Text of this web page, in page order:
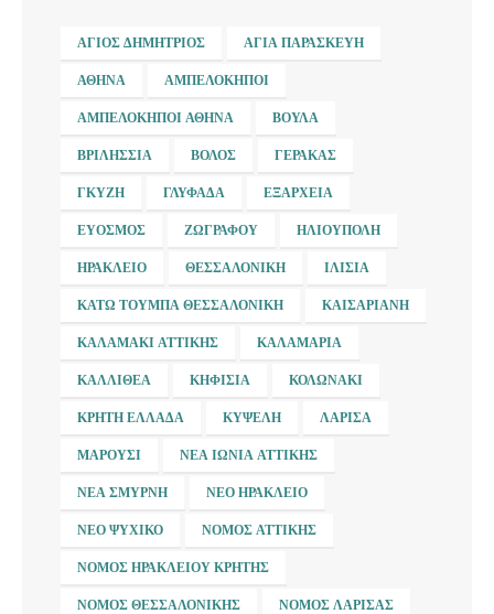
ΆΓΙΟΣ ΔΗΜΉΤΡΙΟΣ ΑΓΊΑ ΠΑΡΑΣΚΕΥΉ
ΑΘΉΝΑ ΑΜΠΕΛΌΚΗΠΟΙ
ΑΜΠΕΛΌΚΗΠΟΙ ΑΘΉΝΑ ΒΟΎΛΑ
ΒΡΙΛΉΣΣΙΑ ΒΌΛΟΣ ΓΈΡΑΚΑΣ
ΓΚΎΖΗ ΓΛΥΦΆΔΑ ΕΞΆΡΧΕΙΑ
ΕΎΟΣΜΟΣ ΖΩΓΡΆΦΟΥ ΗΛΙΟΎΠΟΛΗ
ΗΡΆΚΛΕΙΟ ΘΕΣΣΑΛΟΝΊΚΗ ΙΛΊΣΙΑ
ΚΆΤΩ ΤΟΎΜΠΑ ΘΕΣΣΑΛΟΝΊΚΗ ΚΑΙΣΑΡΙΑΝΉ
ΚΑΛΑΜΆΚΙ ΑΤΤΙΚΉΣ ΚΑΛΑΜΑΡΙΆ
ΚΑΛΛΙΘΈΑ ΚΗΦΙΣΙΆ ΚΟΛΩΝΆΚΙ
ΚΡΉΤΗ ΕΛΛΆΔΑ ΚΥΨΈΛΗ ΛΆΡΙΣΑ
ΜΑΡΟΎΣΙ ΝΈΑ ΙΩΝΊΑ ΑΤΤΙΚΉΣ
ΝΈΑ ΣΜΎΡΝΗ ΝΈΟ ΗΡΆΚΛΕΙΟ
ΝΈΟ ΨΥΧΙΚΌ ΝΟΜΌΣ ΑΤΤΙΚΉΣ
ΝΟΜΌΣ ΗΡΑΚΛΕΊΟΥ ΚΡΉΤΗΣ
ΝΟΜΌΣ ΘΕΣΣΑΛΟΝΊΚΗΣ ΝΟΜΌΣ ΛΆΡΙΣΑΣ